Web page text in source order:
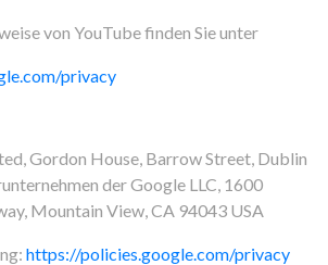
von YouTube finden Sie unter
privacy
Gordon House, Barrow Street, Dublin
der Google LLC, 1600
Mountain View, CA 94043 USA
https://policies.google.com/privacy